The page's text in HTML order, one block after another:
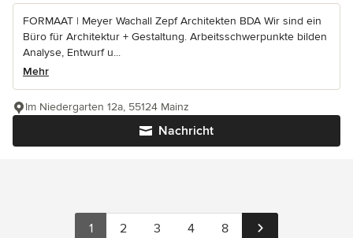
FORMAAT | Meyer Wachall Zepf Architekten BDA Wir sind ein
Büro für Architektur + Gestaltung. Arbeitsschwerpunkte bilden
Analyse, Entwurf u...
Mehr
Nachricht
Im Niedergarten 12a, 55124 Mainz
1 2 3 4 8